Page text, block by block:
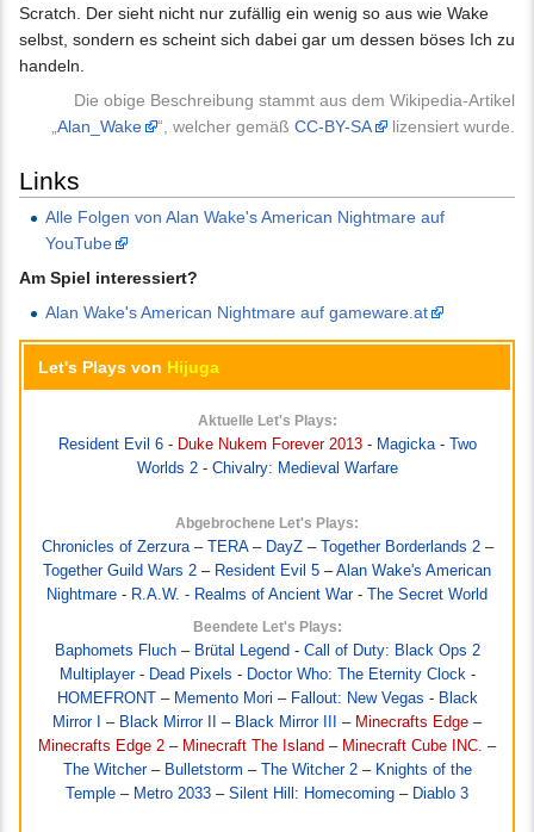
Scratch. Der sieht nicht nur zufällig ein wenig so aus wie Wake
selbst, sondern es scheint sich dabei gar um dessen böses Ich zu
handeln.
Die obige Beschreibung stammt aus dem Wikipedia-Artikel
Alan_Wake “, welcher gemäß CC-BY-SA lizensiert wurde.
Links
Alle Folgen von Alan Wake's American Nightmare auf
YouTube
Am Spiel interessiert?
Alan Wake's American Nightmare auf gameware.at
Let's Plays von Hijuga
Aktuelle Let's Plays:
Resident Evil 6- Duke Nukem Forever 2013- Magicka-
Two
Worlds 2- Chivalry: Medieval Warfare
Abgebrochene Let's Plays:
Chronicles of Zerzura– TERA– DayZ– Together Borderlands 2–
Together Guild Wars 2 – Resident Evil 5 –Alan Wake's American
Nightmare - R.A.W. - Realms of Ancient War-
The Secret World
Beendete Let's Plays:
Baphomets Fluch– Brütal Legend - Call of Duty: Black Ops 2
Multiplayer- Dead Pixels - Doctor Who: The Eternity Clock -
HOMEFRONT– Memento Mori – Fallout: New Vegas - Black
Mirror I
– Black Mirror II – Black Mirror III – Minecrafts Edge –
Minecrafts Edge 2 – Minecraft The Island – Minecraft Cube INC. –
The Witcher– Bulletstorm – The Witcher 2– Knights of the
Temple – Metro 2033 – Silent Hill: Homecoming – Diablo 3